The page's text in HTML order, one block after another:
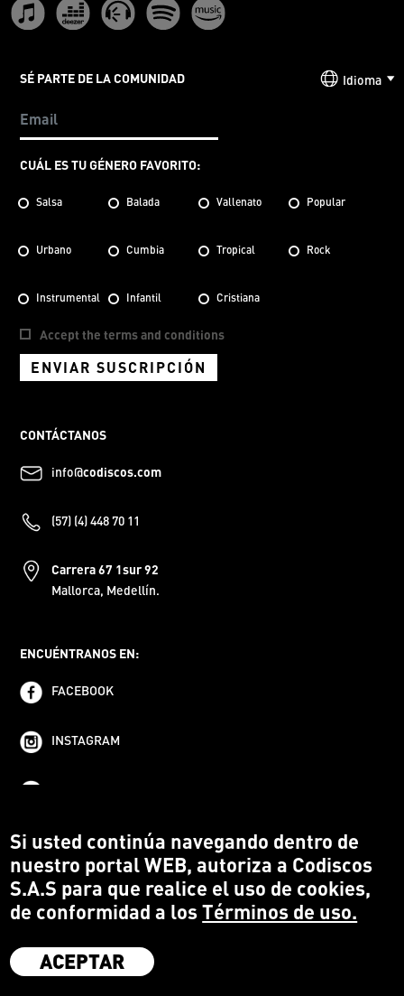
SÉ PARTE DE LA COMUNIDAD
CUÁL ES TU GÉNERO FAVORITO:
Salsa Balada Vallenato Popular
Urbano Cumbia Tropical Rock
Instrumental Infantil Cristiana
Accept the terms and conditions
ENVIAR SUSCRIPCIÓN
CONTÁCTANOS
info@codiscos.com
(57) (4) 448 70 11
Carrera 67 1sur 92
Mallorca, Medellín.
ENCUÉNTRANOS EN:
FACEBOOK
INSTAGRAM
Idioma
Codiscos S.A.S
Si usted continúa navegando dentro de
nuestro portal WEB, autoriza a Codiscos
S.A.S para que realice el uso de cookies,
de conformidad a losTérminos de uso.
ACEPTAR